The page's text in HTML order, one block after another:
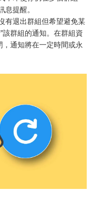
息提醒。
有退出群組但希望避免某
該群組的通知。在群組資
，通知將在一定時間或永